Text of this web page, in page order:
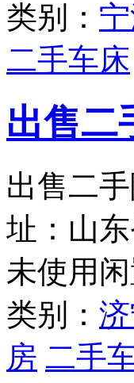
类别：
二手车床
出售二
出售二
址：山
未使用
类别：
房 二手